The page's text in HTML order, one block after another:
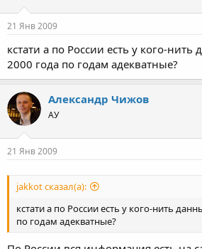
21 Янв 2009
кстати а по России есть у кого-нить
2000 года по годам адекватные?
Александр Чижов
АУ
21 Янв 2009
jakkot сказал(а):
кстати а по России есть у кого-нить
по годам адекватные?